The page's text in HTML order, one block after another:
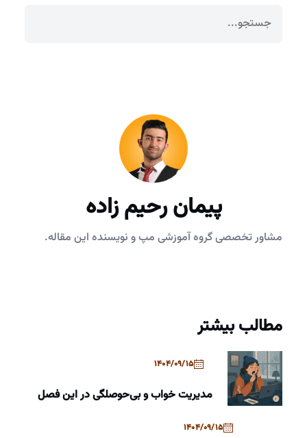
پیمان رحیم زاده
مشاور تخصصی گروه آموزشی مپ و نویسنده این مقاله.
مطالب بیشتر
1404/09/15
مدیریت خواب و بی‌حوصلگی در این فصل
1404/09/15